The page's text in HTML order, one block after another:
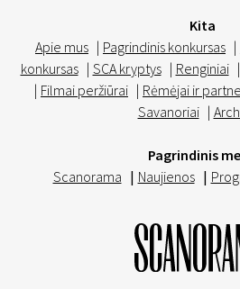
Kita
Apie mus | Pagrindinis konkursas |
konkursas | SCA kryptys | Renginiai |
| Filmai peržiūrai | Rėmėjai ir
Savanoriai |
Pagrindinis
Scanorama | Naujienos |